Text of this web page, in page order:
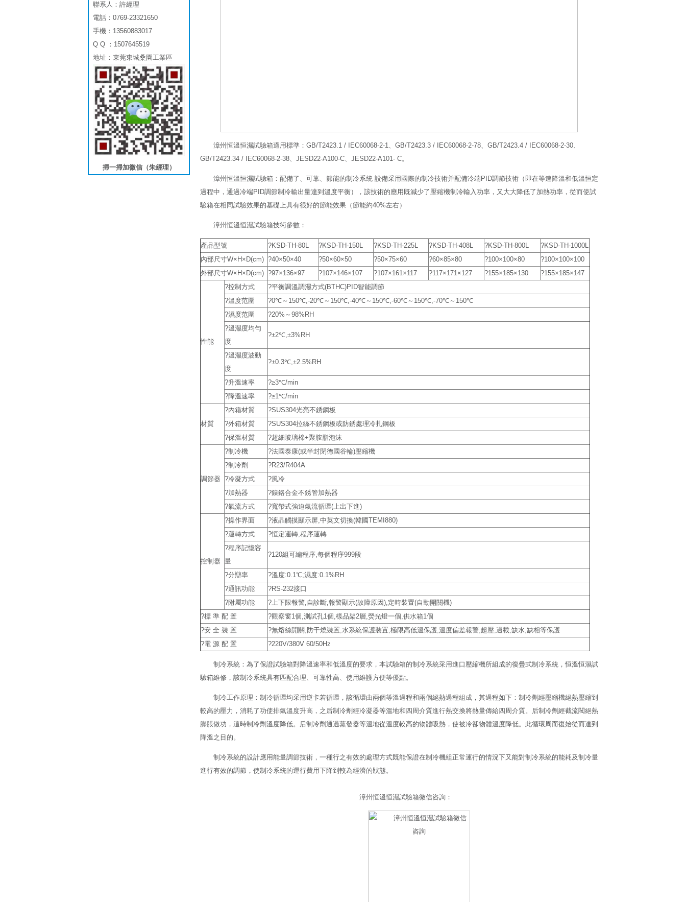
漳州恒溫恒濕試驗箱適用標準：GB/T2423.1 / IEC60068-2-1、GB/T2423.3 / IEC60068-2-78、GB/T2423.4 / IEC60068-2-30、
GB/T2423.34 / IEC60068-2-38、JESD22-A100-C、JESD22-A101- C。
漳州恒溫恒濕試驗箱：配備了、可靠、節能的制冷系統 設備采用國際的制冷技術并配備冷端PID調節技術（即在等速降溫和低溫恒定
過程中，通過冷端PID調節制冷輸出量達到溫度平衡），該技術的應用既減少了壓縮機制冷輸入功率，又大大降低了加熱功率，從而使試
驗箱在相同試驗效果的基礎上具有很好的節能效果（節能約40%左右）
漳州恒溫恒濕試驗箱技術參數：
產品型號 ?KSD-TH-80L ?KSD-TH-150L ?KSD-TH-225L ?KSD-TH-408L ?KSD-TH-800L
?KSD-TH-1000L
內部尺寸W×H×D(cm) ?40×50×40 ?50×60×50 ?50×75×60 ?60×85×80 ?100×100×80
?100×100×100
外部尺寸W×H×D(cm) ?97×136×97 ?107×146×107 ?107×161×117 ?117×171×127 ?155×185×130 ?155×185×147
性能
?控制方式
?平衡調溫調濕方式(BTHC)PID智能調節
?溫度范圍
?0℃～150℃,-20℃～150℃,-40℃～150℃,-60℃～150℃,-70℃～150℃
?濕度范圍
?20%～98%RH
?溫濕度均勻
度
?±2℃,±3%RH
?溫濕度波動
度
?±0.3℃,±2.5%RH
?升溫速率
?≥3℃/min
?降溫速率
?≥1℃/min
材質
?內箱材質
?SUS304光亮不銹鋼板
?外箱材質
?SUS304拉絲不銹鋼板或防銹處理冷扎鋼板
?保溫材質
?超細玻璃棉+聚胺脂泡沫
調節器
?制冷機
?法國泰康(或半封閉德國谷輪)壓縮機
?制冷劑
?R23/R404A
?冷凝方式
?風冷
?加熱器
?鎳鉻合金不銹管加熱器
?氣流方式
?寬帶式強迫氣流循環(上出下進)
控制器
?操作界面
?液晶觸摸顯示屏,中英文切換(韓國TEMI880)
?運轉方式
?恒定運轉,程序運轉
?程序記憶容
量
?120組可編程序,每個程序999段
?分辯率
?溫度:0.1℃;濕度:0.1%RH
?通訊功能
?RS-232接口
?附屬功能
?上下限報警,自診斷,報警顯示(故障原因),定時裝置(自動開關機)
?標 準 配 置
?觀察窗1個,測試孔1個,樣品架2層,熒光燈一個,供水箱1個
?安 全 裝 置
?無熔絲開關,防干燒裝置,水系統保護裝置,極限高低溫保護,溫度偏差報警,超壓,過載,缺水,缺相等保護
?電 源 配 置
?220V/380V 60/50Hz
制冷系統：為了保證試驗箱對降溫速率和低溫度的要求，本試驗箱的制冷系統采用進口壓縮機所組成的復疊式制冷系統，恒溫恒濕試
驗箱維修，該制冷系統具有匹配合理、可靠性高、使用維護方便等優點。
制冷工作原理：制冷循環均采用逆卡若循環，該循環由兩個等溫過程和兩個絕熱過程組成，其過程如下：制冷劑經壓縮機絕熱壓縮到
較高的壓力，消耗了功使排氣溫度升高，之后制冷劑經冷凝器等溫地和四周介質進行熱交換將熱量傳給四周介質。后制冷劑經截流閥絕熱
膨脹做功，這時制冷劑溫度降低。后制冷劑通過蒸發器等溫地從溫度較高的物體吸熱，使被冷卻物體溫度降低。此循環周而復始從而達到
降溫之目的。
制冷系統的設計應用能量調節技術，一種行之有效的處理方式既能保證在制冷機組正常運行的情況下又能對制冷系統的能耗及制冷量
進行有效的調節，使制冷系統的運行費用下降到較為經濟的狀態。
漳州恒溫恒濕試驗箱微信咨詢：
聯系人：許經理
電話：0769-23321650
手機：13560883017
Q Q ：1507645519
地址：東莞東城桑園工業區
掃一掃加微信（朱經理）